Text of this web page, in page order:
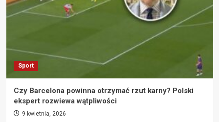
Sport
Czy Barcelona powinna otrzymać rzut karny? Polski
ekspert rozwiewa wątpliwości
9 kwietnia, 2026